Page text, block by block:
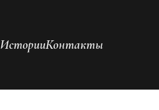
ИсторииКонтакты